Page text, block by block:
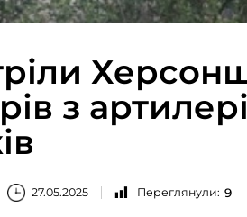
з
27.05.2025 Переглянули: 9